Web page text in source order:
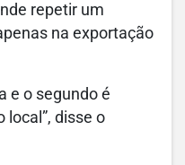
repetir um
na exportação
e o segundo é
local”, disse o